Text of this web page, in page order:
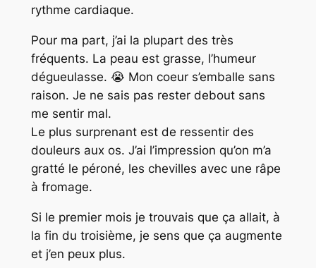
rythme cardiaque.
Pour ma part, j’ai la plupart des très
fréquents. La peau est grasse, l’humeur
dégueulasse. 😭 Mon coeur s’emballe sans
raison. Je ne sais pas rester debout sans
me sentir mal.
Le plus surprenant est de ressentir des
douleurs aux os. J’ai l’impression qu’on m’a
gratté le péroné, les chevilles avec une râpe
à fromage.
Si le premier mois je trouvais que ça allait, à
la fin du troisième, je sens que ça augmente
et j’en peux plus.